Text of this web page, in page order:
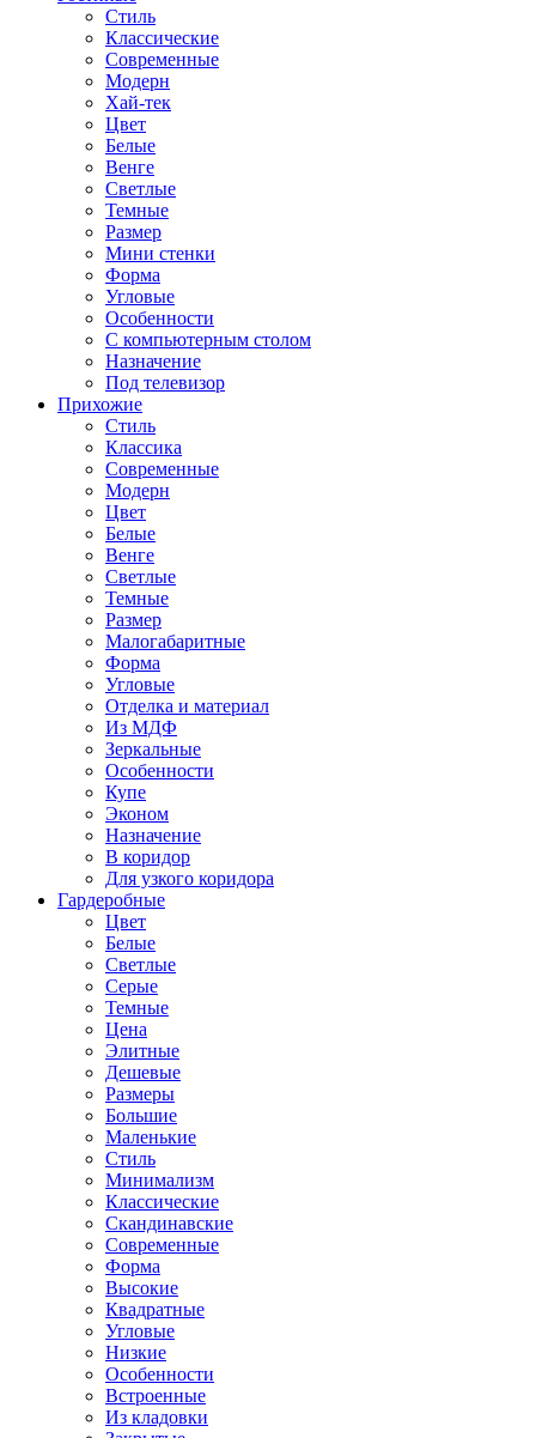
Стиль
Классические
Современные
Модерн
Хай-тек
Цвет
Белые
Венге
Светлые
Темные
Размер
Мини стенки
Форма
Угловые
Особенности
С компьютерным столом
Назначение
Под телевизор
Прихожие
Стиль
Классика
Современные
Модерн
Цвет
Белые
Венге
Светлые
Темные
Размер
Малогабаритные
Форма
Угловые
Отделка и материал
Из МДФ
Зеркальные
Особенности
Купе
Эконом
Назначение
В коридор
Для узкого коридора
Гардеробные
Цвет
Белые
Светлые
Серые
Темные
Цена
Элитные
Дешевые
Размеры
Большие
Маленькие
Стиль
Минимализм
Классические
Скандинавские
Современные
Форма
Высокие
Квадратные
Угловые
Низкие
Особенности
Встроенные
Из кладовки